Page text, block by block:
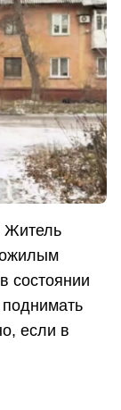
Житель
состоянии
если в